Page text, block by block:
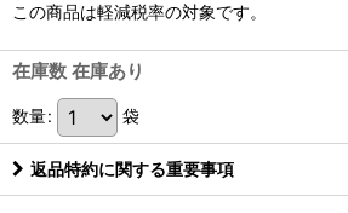
この商品は軽減税率の対象です。
在庫数 在庫あり
数量: 袋
返品特約に関する重要事項